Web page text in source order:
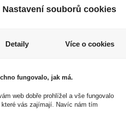
Cena za:krabičku (1 ks)
Nastavení souborů cookies
Detaily Více o cookies
fungovalo, jak má.
web dobře prohlížel a vše fungovalo
vás zajímají. Navíc nám tím